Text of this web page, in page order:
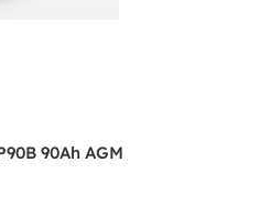
90Ah AGM